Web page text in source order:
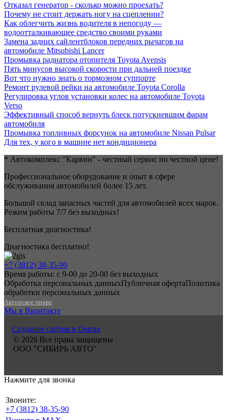
Отказал генератор - сколько можно проехать?
Почему не стоит держать ногу на сцеплении?
Как облегчить жизнь водителя в непогоду —
водоотталкивающее средство своими руками
Замена задних сайлентблоков передних рычагов на
автомобиле Mitsubishi Lancer
Промывка радиатора отопителя Toyota Avensis
Пять минусов высокой скорости при дальней поездке
Вот что нужно знать о тормозном суппорте
Ремонт рулевой рейки на автомобиле Toyota Corolla
Регулировка углов установки колес на автомобиле Toyota
Verso
Эффективный способ вернуть блеск потускневшим фарам
автомобиля
Промывка топливных форсунок на автомобиле Nissan Pulsar
Для тех, у кого в машине нет кондиционера
* Автокомплекс "Карвин" - честный сервис по честной цене!
Профессиональное оборудование и опыт в сфере
обслуживания автомобилей более 15 лет.
Большой склад запасных частей для автомобилей всех марок.
Режим работы 7/7 без выходных!
Бесплатная диагностика!
Диагностика бесплатно!
+7 (3812) 38-35-90
Время работы: с 9-00 до 20-00 без выходных
Обработка персональных данныхПубличная офертаПолитика
обработки персональных данных
Авторское право
Мы в Вконтакте
Создание сайтов в Омске
© 2026 Все права защищены
ООО "СИБИРЬ АВТО"
Нажмите для звонка
Звоните:
+7 (3812) 38-35-90